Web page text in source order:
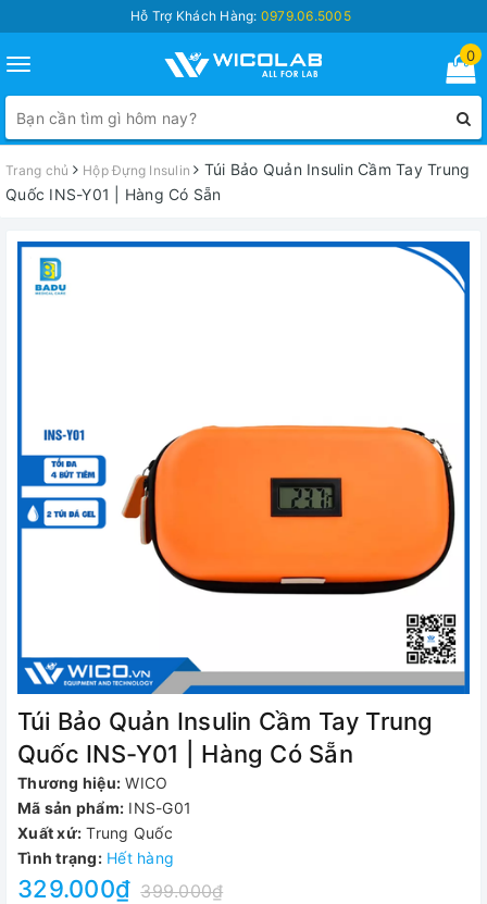
Hỗ Trợ Khách Hàng: 0979.06.5005
Toggle
navigation
0
Trang chủ Hộp Đựng Insulin
Túi Bảo Quản Insulin Cầm Tay Trung
Quốc INS-Y01 | Hàng Có Sẵn
Túi Bảo Quản Insulin Cầm Tay Trung
Quốc INS-Y01 | Hàng Có Sẵn
Thương hiệu: WICO
Mã sản phẩm: INS-G01
Xuất xứ: Trung Quốc
Tình trạng: Hết hàng
329.000₫ 399.000₫